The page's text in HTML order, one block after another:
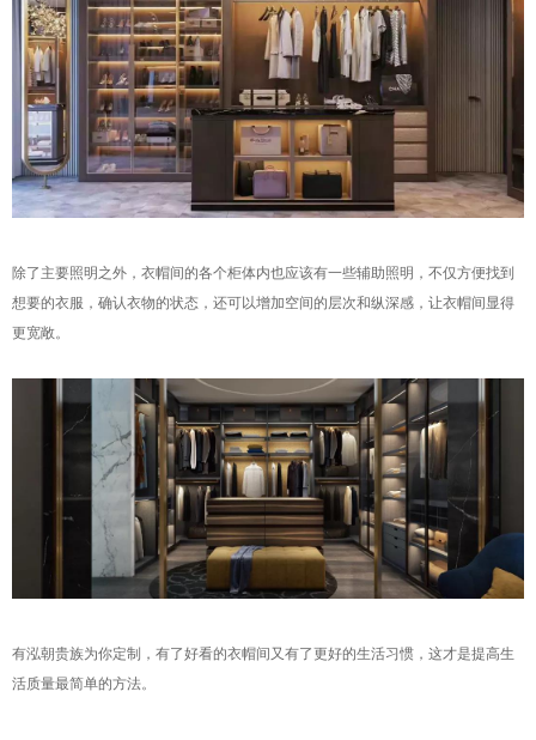
除了主要照明之外，衣帽间的各个柜体内也应该有一些辅助照明，不仅方便找到
想要的衣服，确认衣物的状态，还可以增加空间的层次和纵深感，让衣帽间显得
更宽敞。
有泓朝贵族为你定制，有了好看的衣帽间又有了更好的生活习惯，这才是提高生
活质量最简单的方法。